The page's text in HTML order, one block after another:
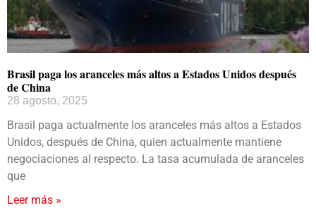
Brasil paga los aranceles más altos a Estados Unidos después
de China
28 agosto, 2025
Brasil paga actualmente los aranceles más altos a Estados
Unidos, después de China, quien actualmente mantiene
negociaciones al respecto. La tasa acumulada de aranceles
que
Leer más »